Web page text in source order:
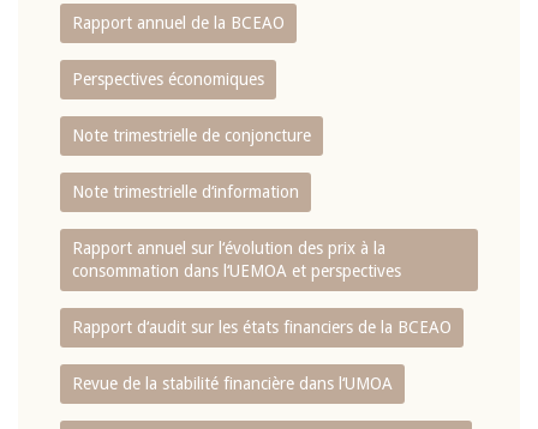
Rapport annuel de la BCEAO
Perspectives économiques
Note trimestrielle de conjoncture
Note trimestrielle d‘information
Rapport annuel sur l‘évolution des prix à la
consommation dans l‘UEMOA et perspectives
Rapport d‘audit sur les états financiers de la BCEAO
Revue de la stabilité financière dans l‘UMOA